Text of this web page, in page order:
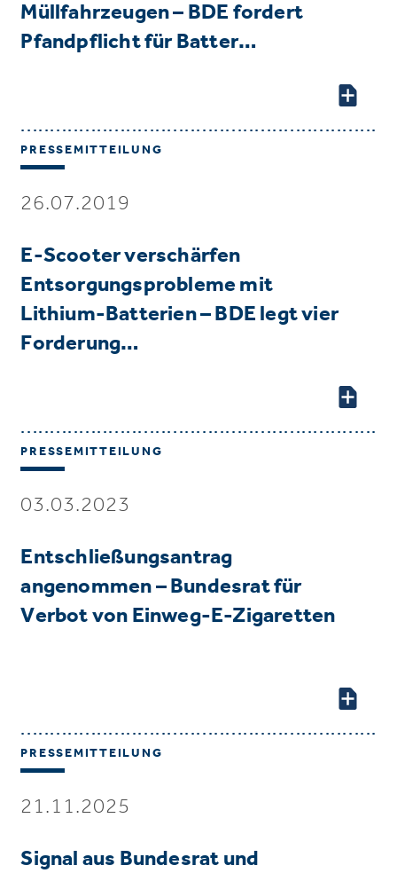
Müllfahrzeugen – BDE fordert
Pfandpflicht für Batter…
PRESSEMITTEILUNG
26.07.2019
E-Scooter verschärfen
Entsorgungsprobleme mit
Lithium-Batterien – BDE legt vier
Forderung…
PRESSEMITTEILUNG
03.03.2023
Entschließungsantrag
angenommen – Bundesrat für
Verbot von Einweg-E-Zigaretten
PRESSEMITTEILUNG
21.11.2025
Signal aus Bundesrat und